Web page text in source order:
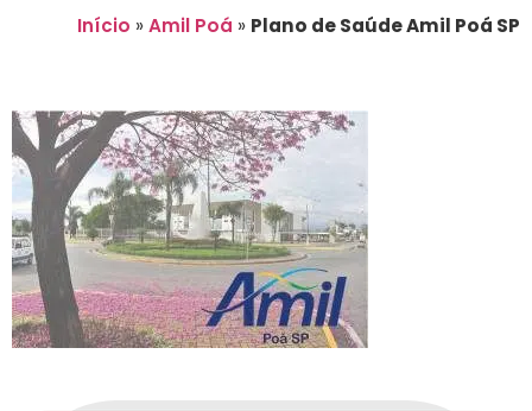
Início »Amil Poá » Plano de Saúde Amil Poá SP